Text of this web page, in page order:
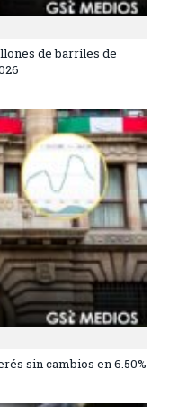
de barriles de
sin cambios en 6.50%